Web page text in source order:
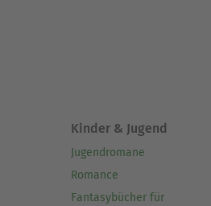
Kinder & Jugend
Jugendromane
Romance
Fantasybücher für